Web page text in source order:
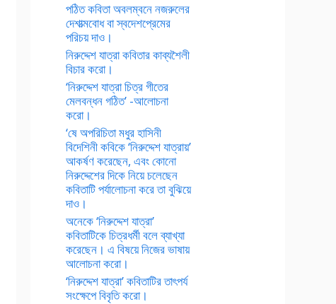
পঠিত কবিতা অবলম্বনে নজরুলের
দেশাত্মবোধ বা স্বদেশপ্রেমের
পরিচয় দাও।
নিরুদ্দেশ যাত্রা কবিতার কাব্যশৈলী
বিচার করো।
‘নিরুদ্দেশ যাত্রা চিত্র গীতের
মেলবন্ধন গঠিত’ -আলোচনা
করো।
‘ষে অপরিচিতা মধুর হাসিনী
বিদেশিনী কবিকে ‘নিরুদ্দেশ যাত্রায়’
আকর্ষণ করেছেন, এবং কোনো
নিরুদ্দেশের দিকে নিয়ে চলেছেন
কবিতাটি পর্যালোচনা করে তা বুঝিয়ে
দাও।
অনেকে ‘নিরুদ্দেশ যাত্রা’
কবিতাটিকে চিত্রধর্মী বলে ব্যাখ্যা
করেছেন। এ বিষয়ে নিজের ভাষায়
আলোচনা করো।
‘নিরুদ্দেশ যাত্রা’ কবিতাটির তাৎপর্য
সংক্ষেপে বিবৃতি করো।